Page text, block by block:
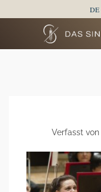
DE
Verfasst von